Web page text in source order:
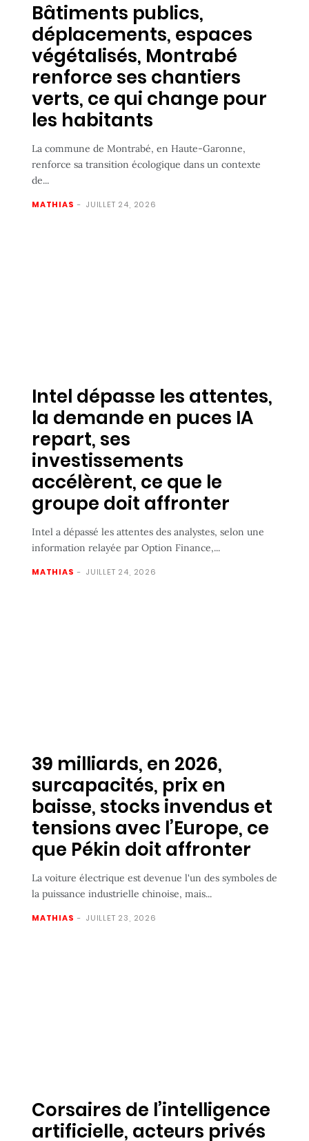
Bâtiments publics,
déplacements, espaces
végétalisés, Montrabé
renforce ses chantiers
verts, ce qui change pour
les habitants
La commune de Montrabé, en Haute-Garonne,
renforce sa transition écologique dans un contexte
de...
MATHIAS - JUILLET 24, 2026
Intel dépasse les attentes,
la demande en puces IA
repart, ses
investissements
accélèrent, ce que le
groupe doit affronter
Intel a dépassé les attentes des analystes, selon une
information relayée par Option Finance,...
MATHIAS - JUILLET 24, 2026
39 milliards, en 2026,
surcapacités, prix en
baisse, stocks invendus et
tensions avec l’Europe, ce
que Pékin doit affronter
La voiture électrique est devenue l'un des symboles de
la puissance industrielle chinoise, mais...
MATHIAS - JUILLET 23, 2026
Corsaires de l’intelligence
artificielle, acteurs privés